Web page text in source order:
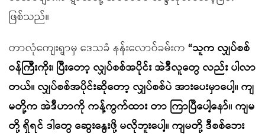
ဖြစ်သည်။
တာလုံကျေးရွာမှ ဒေသခံ နန်းလောဝ်ခမ်းက “သူက လျှပ်စစ်
ဝန်ကြီးကိုး၊ ပြီးတော့ လျှပ်စစ်အပိုင်း အဲဒီလူတွေ လည်း ပါလာ
တယ်။ လျှပ်စစ်အပိုင်းဆိုတော့ လျှပ်စစ်ပဲ အားပေးမှာပေါ့။ ကျ
မတို့က အဲဒီဟာကို ကန့်ကွက်ထား တာ ကြာပြီပေါ့နော်။ ကျမ
တို့ ရှိရင် ဒါတွေ ဆွေးနွေးဖို့ မလိုဘူးပေါ့။ ကျမတို့ ဒီစစ်ဘေး